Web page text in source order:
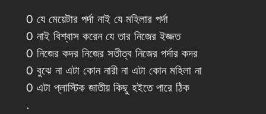
0 যে মেয়েটার পর্দা নাই যে মহিলার পর্দা
0 নাই বিশ্বাস করেন যে তার নিজের ইজ্জত
0 নিজের কদর নিজের সতীত্ব নিজের পর্দার কদর
0 বুঝে না এটা কোন নারী না এটা কোন মহিলা না
0 এটা প্লাস্টিক জাতীয় কিছু হইতে পারে ঠিক
.